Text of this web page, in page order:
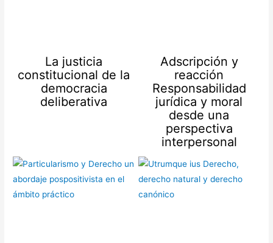
La justicia
constitucional de la
democracia
deliberativa
Adscripción y
reacción
Responsabilidad
jurídica y moral
desde una
perspectiva
interpersonal